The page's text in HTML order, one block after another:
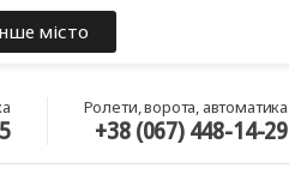
Ролети, ворота, автоматика
+38 (067) 448-14-29
місто